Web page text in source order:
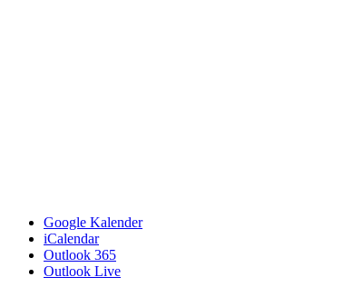
Google Kalender
iCalendar
Outlook 365
Outlook Live